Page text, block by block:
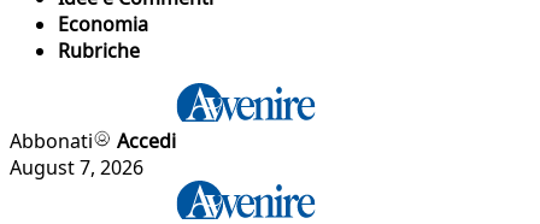
Economia
Rubriche
Abbonati
Accedi
August 7, 2026